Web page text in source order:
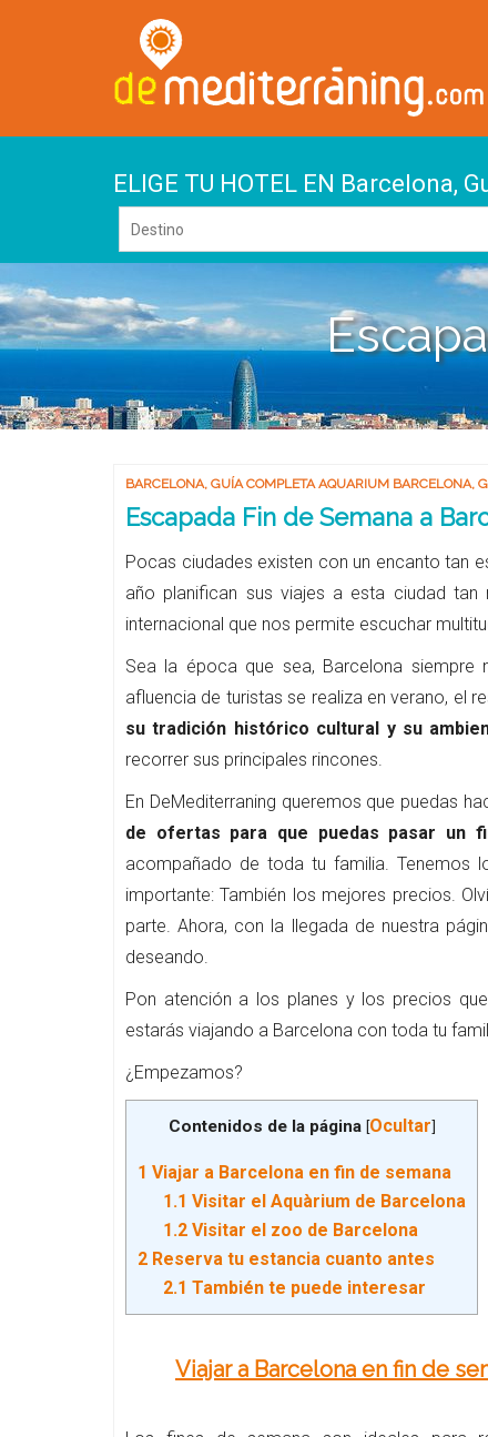
ELIGE TU HOTEL EN Barcelona,
BARCELONA, GUÍA COMPLETA AQUARIUM BARCELONA,
Escapada Fin de Semana a
Pocas ciudades existen con un encanto tan
año planifican sus viajes a esta ciudad
internacional que nos permite escuchar
Sea la época que sea, Barcelona
afluencia de turistas se realiza en verano, el
su tradición histórico cultural y su
recorrer sus principales rincones.
En DeMediterraning queremos que puedas
de ofertas para que puedas pasar un
acompañado de toda tu familia. Tenemos
importante: También los mejores precios.
parte. Ahora, con la llegada de nuestra
deseando.
Pon atención a los planes y los precios
estarás viajando a Barcelona con toda tu
¿Empezamos?
Contenidos de la página [Ocultar]
1 Viajar a Barcelona en fin de semana
1.1 Visitar el Aquàrium de Barcelona
1.2Visitar el zoo de Barcelona
2 Reserva tu estancia cuanto antes
2.1 También te puede interesar
Viajar a Barcelona en fin de